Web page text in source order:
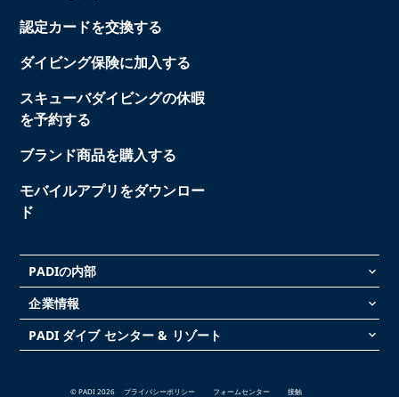
認定カードを交換する
ダイビング保険に加入する
スキューバダイビングの休暇
を予約する
ブランド商品を購入する
モバイルアプリをダウンロー
ド
PADIの内部 keyboard_arrow_down
企業情報 keyboard_arrow_down
PADI ダイブ センター & リゾート keyboard_arrow_down
© PADI 2026 プライバシーポリシー フォームセンター 接触